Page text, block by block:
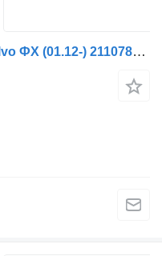
Главный тормозной кран Volvo ФХ (01.12-) 21107842 для грузовика Volvo FH, FM, FMX-4 series (2013-)